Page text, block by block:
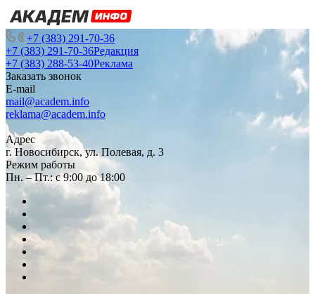
+7 (383) 291-70-36
+7 (383) 291-70-36Редакция
+7 (383) 288-53-40Реклама
Заказать звонок
E-mail
mail@academ.info
reklama@academ.info
Адрес
г. Новосибирск, ул. Полевая, д. 3
Режим работы
Пн. – Пт.: с 9:00 до 18:00